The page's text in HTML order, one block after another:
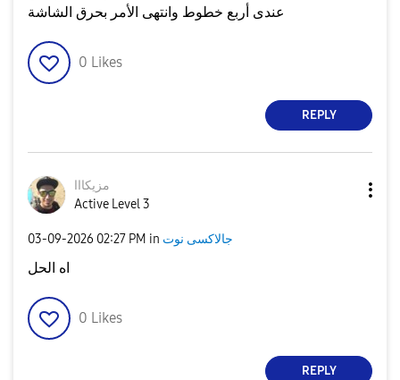
عندى أربع خطوط وانتهى الأمر بحرق الشاشة
0 Likes
REPLY
مزيكااا
Active Level 3
‎03-09-2026 02:27 PM in جالاكسى نوت
اه الحل
0 Likes
REPLY